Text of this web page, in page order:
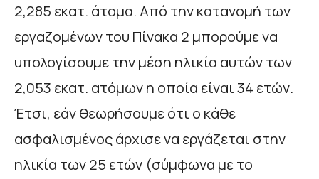
2,285 εκατ. άτομα. Από την κατανομή των
εργαζομένων του Πίνακα 2 μπορούμε να
υπολογίσουμε την μέση ηλικία αυτών των
2,053 εκατ. ατόμων η οποία είναι 34 ετών.
Έτσι, εάν θεωρήσουμε ότι ο κάθε
ασφαλισμένος άρχισε να εργάζεται στην
ηλικία των 25 ετών (σύμφωνα με το